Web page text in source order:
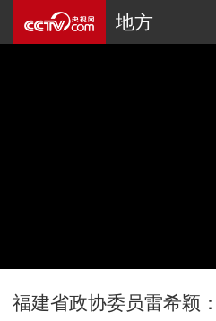
地方
福建省政协委员雷希颖